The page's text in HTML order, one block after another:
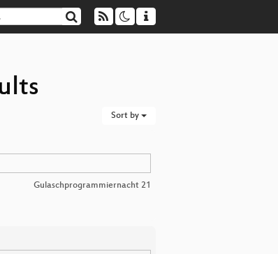
Sort by
Gulaschprogrammiernacht 21